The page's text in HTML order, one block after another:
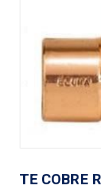
TE COBRE